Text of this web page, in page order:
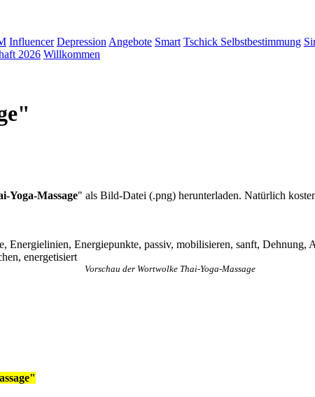
Influencer Depression Angebote Smart Tschick Selbstbestimmung
2026 Willkommen
Yoga-Massage" als Bild-Datei (.png) herunterladen. Natürlich
Energielinien, Energiepunkte, passiv, mobilisieren, sanft,
energetisiert
Vorschau der Wortwolke Thai-Yoga-Massage